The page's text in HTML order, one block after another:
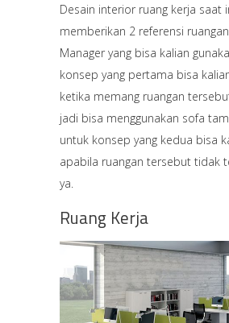
Desain interior ruang kerja saat
memberikan 2 referensi
Manager yang bisa kalian
konsep yang pertama bisa
ketika memang ruangan
jadi bisa menggunakan sofa
untuk konsep yang kedua bisa
apabila ruangan tersebut tidak
ya.
Ruang Kerja